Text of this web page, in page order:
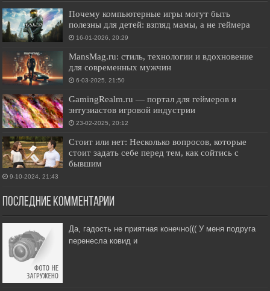
Почему компьютерные игры могут быть
полезны для детей: взгляд мамы, а не геймера
16-01-2026, 20:29
MansMag.ru: стиль, технологии и вдохновение
для современных мужчин
6-03-2025, 21:50
GamingRealm.ru — портал для геймеров и
энтузиастов игровой индустрии
23-02-2025, 20:12
Стоит или нет: Несколько вопросов, которые
стоит задать себе перед тем, как сойтись с
бывшим
9-10-2024, 21:43
Последние комментарии
Да, гадость не приятная конечно((( У меня подруга
перенесла ковид и